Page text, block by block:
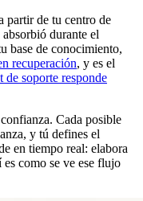
partir de tu centro de
durante el
base de conocimiento,
recuperación, y es el
de soporte responde
Cada posible
y tú defines el
en tiempo real: elabora
como se ve ese flujo